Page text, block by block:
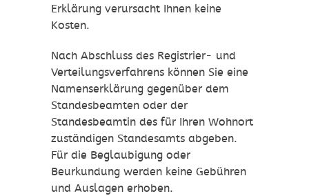
Erklärung verursacht Ihnen keine
Kosten.
Nach Abschluss des Registrier- und
Verteilungsverfahrens können Sie eine
Namenserklärung gegenüber dem
Standesbeamten oder der
Standesbeamtin des für Ihren Wohnort
zuständigen Standesamts abgeben.
Für die Beglaubigung oder
Beurkundung werden keine Gebühren
und Auslagen erhoben.